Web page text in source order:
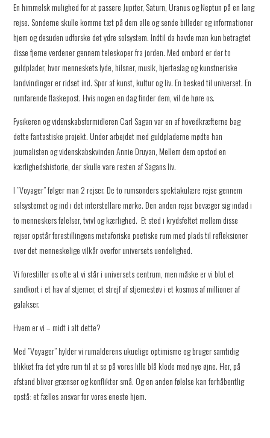
En himmelsk mulighed for at passere Jupiter, Saturn, Uranus og Neptun på en lang
rejse. Sonderne skulle komme tæt på dem alle og sende billeder og informationer
hjem og desuden udforske det ydre solsystem. Indtil da havde man kun betragtet
disse fjerne verdener gennem teleskoper fra jorden. Med ombord er der to
guldplader, hvor menneskets lyde, hilsner, musik, hjerteslag og kunstneriske
landvindinger er ridset ind. Spor af kunst, kultur og liv. En besked til universet. En
rumfarende flaskepost. Hvis nogen en dag finder dem, vil de høre os.
Fysikeren og videnskabsformidleren Carl Sagan var en af hovedkræfterne bag
dette fantastiske projekt. Under arbejdet med guldpladerne mødte han
journalisten og videnskabskvinden Annie Druyan, Mellem dem opstod en
kærlighedshistorie, der skulle vare resten af Sagans liv.
I ”Voyager” følger man 2 rejser. De to rumsonders spektakulære rejse gennem
solsystemet og ind i det interstellare mørke. Den anden rejse bevæger sig indad i
to menneskers følelser, tvivl og kærlighed. Et sted i krydsfeltet mellem disse
rejser opstår forestillingens metaforiske poetiske rum med plads til refleksioner
over det menneskelige vilkår overfor universets uendelighed.
Vi forestiller os ofte at vi står i universets centrum, men måske er vi blot et
sandkort i et hav af stjerner, et strejf af stjernestøv i et kosmos af millioner af
galakser.
Hvem er vi – midt i alt dette?
Med ”Voyager” hylder vi rumalderens ukuelige optimisme og bruger samtidig
blikket fra det ydre rum til at se på vores lille blå klode med nye øjne. Her, på
afstand bliver grænser og konflikter små. Og en anden følelse kan forhåbentlig
opstå: et fælles ansvar for vores eneste hjem.